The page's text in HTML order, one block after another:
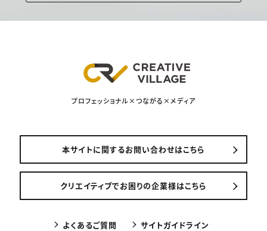
プロフェッショナル×つながる×メディア
本サイトに関するお問い合わせはこちら
クリエイティブでお困りの企業様はこちら
よくあるご質問 サイトガイドライン